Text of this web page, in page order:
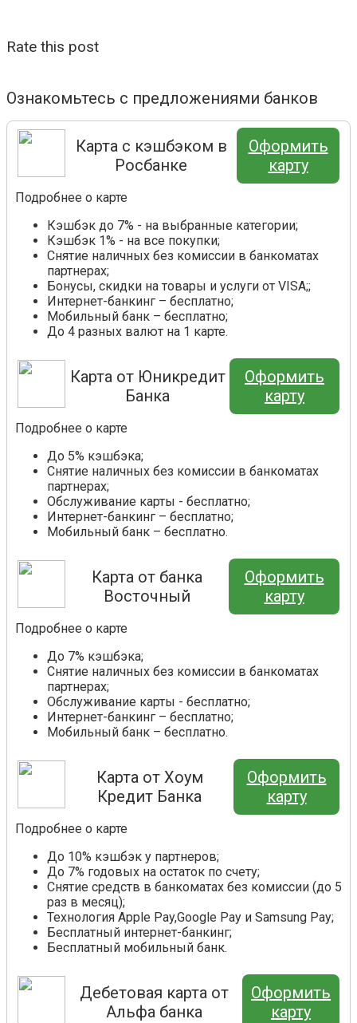
Rate this post
Ознакомьтесь с предложениями банков
Карта с кэшбэком в
Росбанке
Оформить
карту
Подробнее о карте
Кэшбэк до 7% - на выбранные категории;
Кэшбэк 1% - на все покупки;
Снятие наличных без комиссии в банкоматах
партнерах;
Бонусы, скидки на товары и услуги от VISA;;
Интернет-банкинг – бесплатно;
Мобильный банк – бесплатно;
До 4 разных валют на 1 карте.
Карта от Юникредит
Банка
Оформить
карту
Подробнее о карте
До 5% кэшбэка;
Снятие наличных без комиссии в банкоматах
партнерах;
Обслуживание карты - бесплатно;
Интернет-банкинг – бесплатно;
Мобильный банк – бесплатно.
Карта от банка
Восточный
Оформить
карту
Подробнее о карте
До 7% кэшбэка;
Снятие наличных без комиссии в банкоматах
партнерах;
Обслуживание карты - бесплатно;
Интернет-банкинг – бесплатно;
Мобильный банк – бесплатно.
Карта от Хоум
Кредит Банка
Оформить
карту
Подробнее о карте
До 10% кэшбэк у партнеров;
До 7% годовых на остаток по счету;
Снятие средств в банкоматах без комиссии (до 5
раз в месяц);
Технология Apple Pay,Google Pay и Samsung Pay;
Бесплатный интернет-банкинг;
Бесплатный мобильный банк.
Дебетовая карта от
Альфа банка
Оформить
карту